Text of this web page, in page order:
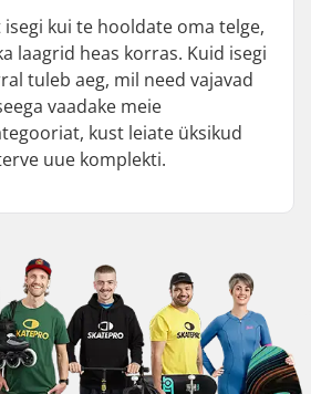
isegi kui te hooldate oma telge,
laagrid heas korras. Kuid isegi
tuleb aeg, mil need vajavad
vaadake meie
kust leiate üksikud
uue komplekti.